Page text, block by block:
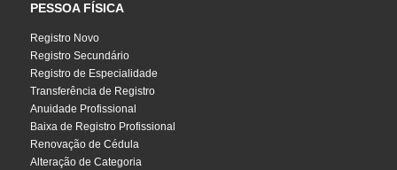
PESSOA FÍSICA
Registro Novo
Registro Secundário
Registro de Especialidade
Transferência de Registro
Anuidade Profissional
Baixa de Registro Profissional
Renovação de Cédula
Alteração de Categoria